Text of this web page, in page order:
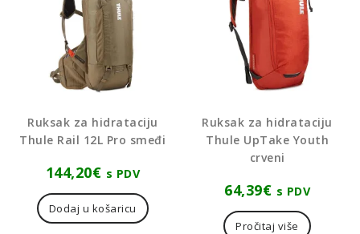
Ruksak za hidrataciju
Thule Rail 12L Pro smeđi
144,20€ s PDV
Dodaj u košaricu
Ruksak za hidrataciju
Thule UpTake Youth
crveni
64,39€ s PDV
Pročitaj više